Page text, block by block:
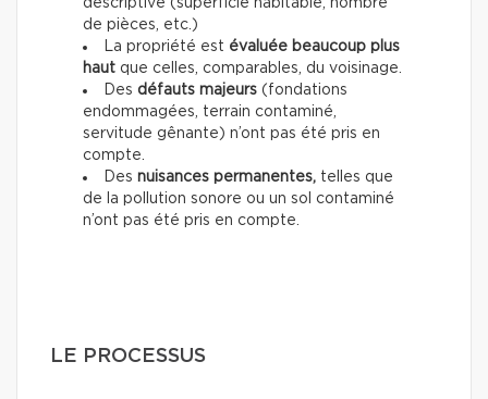
descriptive (superficie habitable, nombre
de pièces, etc.)
La propriété est évaluée beaucoup plus
haut que celles, comparables, du voisinage.
Des défauts majeurs (fondations
endommagées, terrain contaminé,
servitude gênante) n’ont pas été pris en
compte.
Des nuisances permanentes, telles que
de la pollution sonore ou un sol contaminé
n’ont pas été pris en compte.
LE PROCESSUS